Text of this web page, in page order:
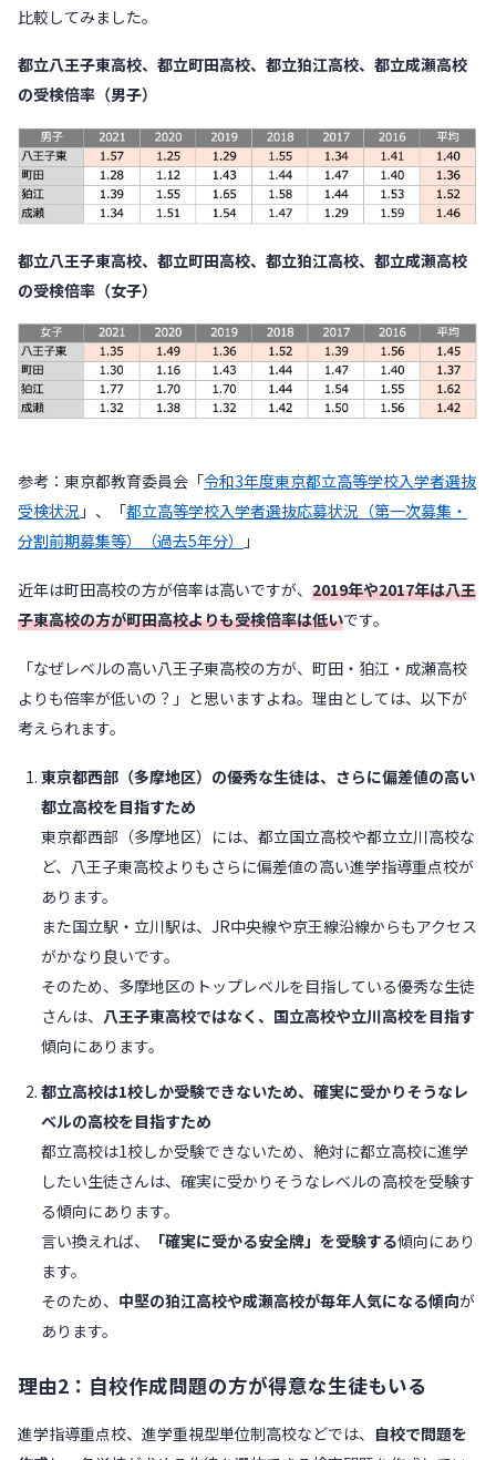
比較してみました。
都立八王子東高校、都立町田高校、都立狛江高校、都立成瀬高校
の受検倍率（男子）
都立八王子東高校、都立町田高校、都立狛江高校、都立成瀬高校
の受検倍率（女子）
参考：東京都教育委員会「令和3年度東京都立高等学校入学者選抜
受検状況 」、「都立高等学校入学者選抜応募状況（第一次募集・
分割前期募集等）（過去5年分）
」
近年は町田高校の方が倍率は高いですが、 2019年や2017年は八王
子東高校の方が町田高校よりも受検倍率は低いです。
「なぜレベルの高い八王子東高校の方が、町田・狛江・成瀬高校
よりも倍率が低いの？」と思いますよね。理由としては、以下が
考えられます。
東京都西部（多摩地区）の優秀な生徒は、さらに偏差値の高い
都立高校を目指すため
東京都西部（多摩地区）には、都立国立高校や都立立川高校な
ど、八王子東高校よりもさらに偏差値の高い進学指導重点校が
あります。
また国立駅・立川駅は、JR中央線や京王線沿線からもアクセス
がかなり良いです。
そのため、多摩地区のトップレベルを目指している優秀な生徒
さんは、 八王子東高校ではなく、国立高校や立川高校を目指す
傾向にあります。
都立高校は1校しか受験できないため、確実に受かりそうなレ
ベルの高校を目指すため
都立高校は1校しか受験できないため、絶対に都立高校に進学
したい生徒さんは、確実に受かりそうなレベルの高校を受験す
る傾向にあります。
言い換えれば、
「確実に受かる安全牌」を受験する傾向にあり
ます。
そのため、 中堅の狛江高校や成瀬高校が毎年人気になる傾向が
あります。
理由2：自校作成問題の方が得意な生徒もいる
進学指導重点校、進学重視型単位制高校などでは、 自校で問題を